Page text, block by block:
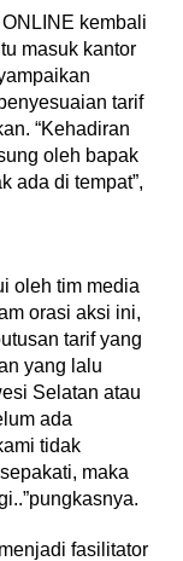
kembali
masuk kantor
tarif
“Kehadiran
oleh bapak
ada di tempat”,
oleh tim media
orasi aksi ini,
tarif yang
yang lalu
Selatan atau
ada
tidak
maka
fasilitator